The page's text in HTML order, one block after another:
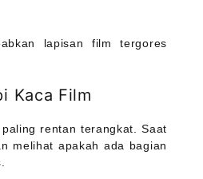
lapisan film tergores
Kaca Film
rentan terangkat. Saat
melihat apakah ada bagian